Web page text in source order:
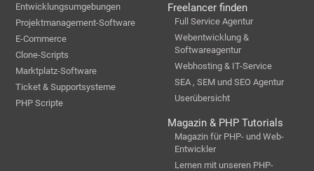
Entwicklungsumgebungen
Projektmanagement-Software
E-Commerce
Clone-Scripts
Marktplatz-Software
Ticket & Supportsysteme
PHP Scripte
Freelancer finden
Full Service Agentur
Webentwicklung &
Softwareagentur
Webhosting & IT-Service
SEA , SEM und SEO Agentur
Userübersicht
Magazin & PHP Tutorials
Magazin für PHP- und Web-
Entwickler
Lernen mit unseren PHP-